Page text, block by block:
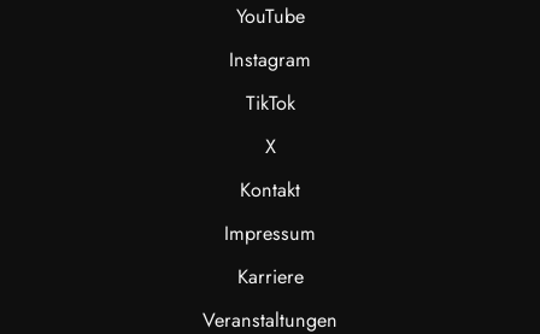
YouTube
Instagram
TikTok
X
Kontakt
Impressum
Karriere
Veranstaltungen